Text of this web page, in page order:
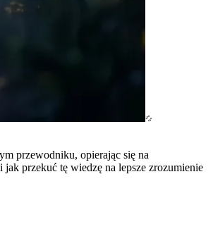
przewodniku, opierając się na
przekuć tę wiedzę na lepsze zrozumienie